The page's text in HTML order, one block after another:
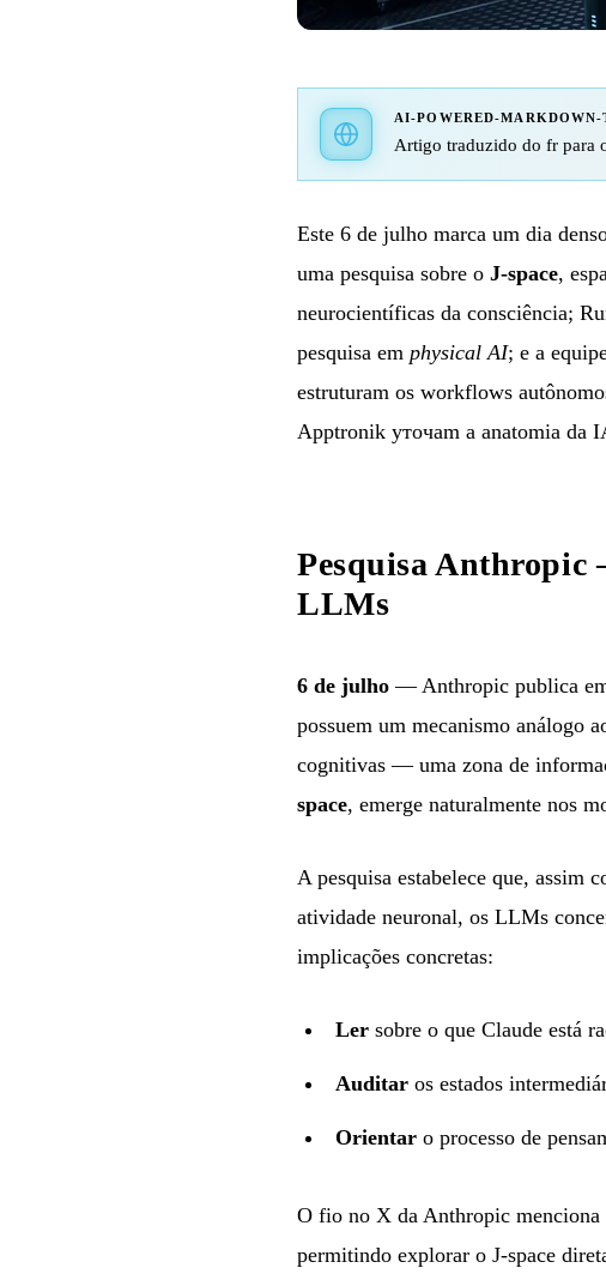
AI-POWERED-MARKDOWN-
Artigo traduzido do fr para
Este 6 de julho marca um dia
uma pesquisa sobre o J-space,
neurocientíficas da consciência;
pesquisa em physical AI; e a
estruturam os workflows
Apptronik уточam a anatomia da
Pesquisa Anthropic
LLMs
6 de julho — Anthropic publica
possuem um mecanismo análogo
cognitivas — uma zona de
space, emerge naturalmente nos
A pesquisa estabelece que, assim
atividade neuronal, os LLMs
implicações concretas:
Ler sobre o que Claude está
Auditar os estados
Orientar o processo de
O fio no X da Anthropic menciona
permitindo explorar o J-space